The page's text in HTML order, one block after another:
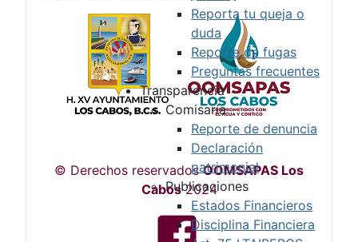
Reporta tu queja o
duda
Reporte de fugas
Preguntas frecuentes
Transparencia
Comisaría
Reporte de denuncia
Declaración
patrimonial
Publicaciones
Estados Financieros
Disciplina Financiera
© Derechos reservadosOOMSAPAS Los
Cabos2024